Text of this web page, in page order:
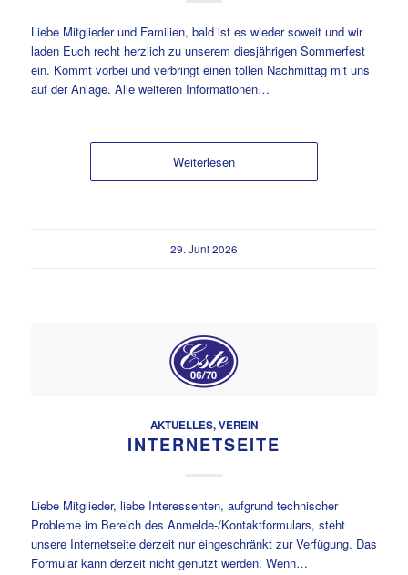
Liebe Mitglieder und Familien, bald ist es wieder soweit und wir
laden Euch recht herzlich zu unserem diesjährigen Sommerfest
ein. Kommt vorbei und verbringt einen tollen Nachmittag mit uns
auf der Anlage. Alle weiteren Informationen…
Weiterlesen
29. Juni 2026
AKTUELLES,VEREIN
INTERNETSEITE
Liebe Mitglieder, liebe Interessenten, aufgrund technischer
Probleme im Bereich des Anmelde-/Kontaktformulars, steht
unsere Internetseite derzeit nur eingeschränkt zur Verfügung. Das
Formular kann derzeit nicht genutzt werden. Wenn…